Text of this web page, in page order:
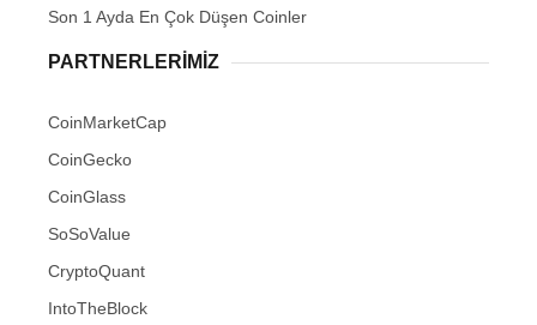
Son 1 Ayda En Çok Düşen Coinler
PARTNERLERIMIZ
CoinMarketCap
CoinGecko
CoinGlass
SoSoValue
CryptoQuant
IntoTheBlock